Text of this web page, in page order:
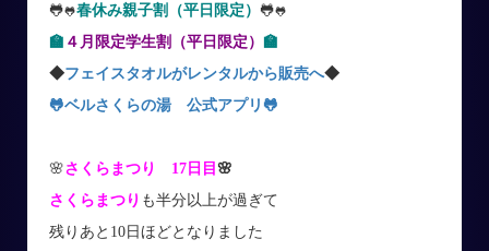
🐸🐸春休み親子割（平日限定） 🐸🐸
🏫 ４月限定学生割（平日限定） 🏫
◆フェイスタオルがレンタルから販売へ◆
🐸ベルさくらの湯 公式アプリ 🐸
🌸さくらまつり 17日目 🌸
さくらまつり も半分以上が過ぎて
残りあと10日ほどとなりました